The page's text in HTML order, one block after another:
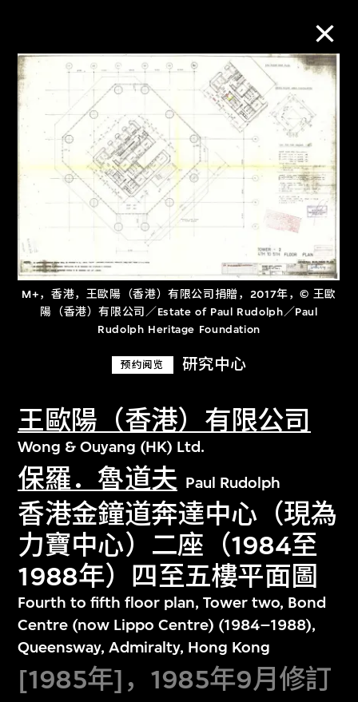
M+，香港，王歐陽（香港）有限公司捐贈，2017年，© 王歐
陽（香港）有限公司／Estate of Paul Rudolph／Paul
Rudolph Heritage Foundation
预约阅览 研究中心
王歐陽（香港）有限公司
Wong & Ouyang (HK) Ltd.
保羅．魯道夫 Paul Rudolph
香港金鐘道奔達中心（現為
力寶中心）二座（1984至
1988年）四至五樓平面圖
Fourth to fifth floor plan, Tower two, Bond
Centre (now Lippo Centre) (1984–1988),
Queensway, Admiralty, Hong Kong
[1985年]，1985年9月修訂
M+藏品
进一步筛选 搜索
关于M+藏品
探索世界顶级的二十及二十一世纪视觉
文化藏品。